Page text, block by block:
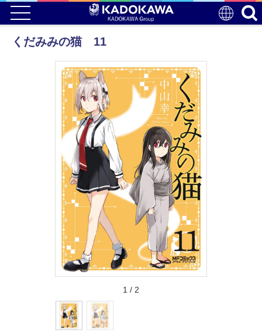
くだみみの猫 11
1 / 2